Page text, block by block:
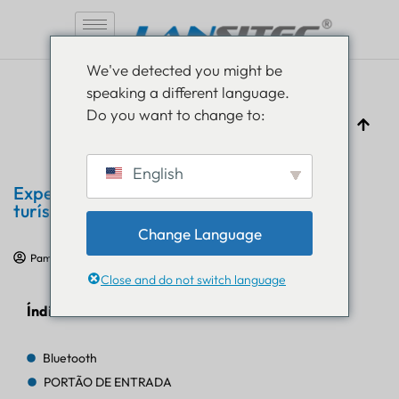
Experiência do visitante em atrações
turísticas com o farol Bluetooth B004
Pam Luthra 29 de julho de 2024 Estudos de caso de IoT
Índice
Bluetooth
PORTÃO DE ENTRADA
We've detected you might be
speaking a different language.
Do you want to change to:
English
Change Language
Close and do not switch language